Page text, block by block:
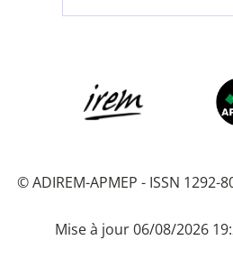
© ADIREM-APMEP - ISSN 1292-
Mise à jour 06/08/2026